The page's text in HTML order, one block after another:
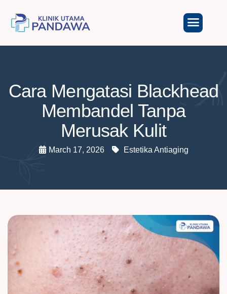
Cara Mengatasi Blackhead
Membandel Tanpa
Merusak Kulit
March 17, 2026 Estetika Antiaging